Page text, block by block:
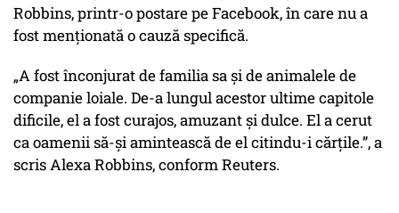
Robbins, printr-o postare pe Facebook, în care nu a
fost menționată o cauză specifică.
„A fost înconjurat de familia sa și de animalele de
companie loiale. De-a lungul acestor ultime capitole
dificile, el a fost curajos, amuzant și dulce. El a cerut
ca oamenii să-și amintească de el citindu-i cărțile.”, a
scris Alexa Robbins, conform Reuters.